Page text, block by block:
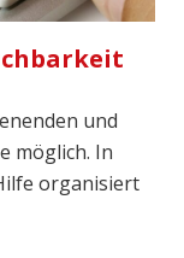
und
möglich. In
organisiert